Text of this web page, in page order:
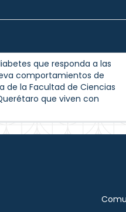
que responda a las
comportamientos de
la Facultad de Ciencias
que viven con